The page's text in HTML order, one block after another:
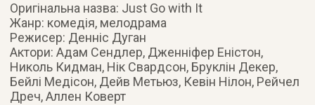
Оригінальна назва: Just Go with It
Жанр: комедія, мелодрама
Режисер: Денніс Дуган
Актори: Адам Сендлер, Дженніфер Еністон,
Николь Кидман, Нік Свардсон, Бруклін Декер,
Бейлі Медісон, Дейв Метьюз, Кевін Нілон, Рейчел
Дреч, Аллен Коверт